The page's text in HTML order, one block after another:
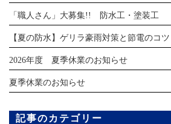
「職人さん」大募集!! 防水工・塗装工
【夏の防水】ゲリラ豪雨対策と節電のコツ
2026年度 夏季休業のお知らせ
夏季休業のお知らせ
記事のカテゴリー